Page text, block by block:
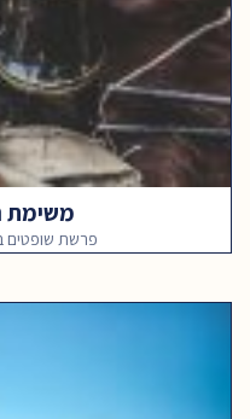
משימת
פרשת שופטים